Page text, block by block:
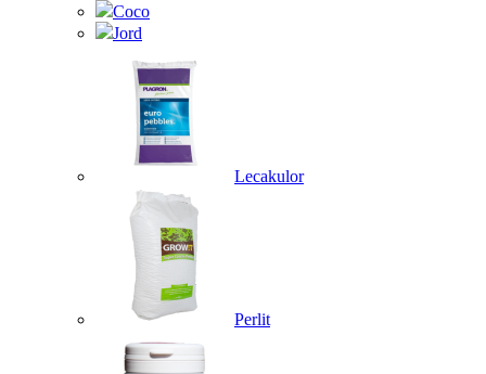
Coco
Jord
Lecakulor
Perlit